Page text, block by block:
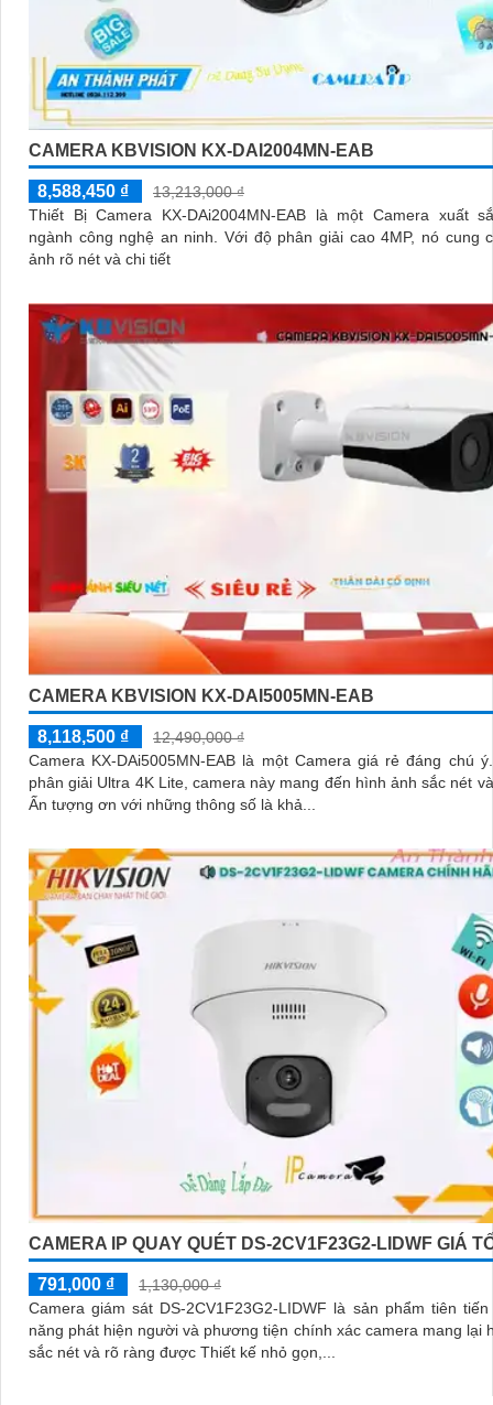
CAMERA KBVISION KX-DAI2004MN-EAB
8,588,450 ₫
13,213,000 ₫
Thiết Bị Camera KX-DAi2004MN-EAB là một Camera xuất
ngành công nghệ an ninh. Với độ phân giải cao 4MP, nó cung cấp hình
ảnh rõ nét và chi tiết
CAMERA KBVISION KX-DAI5005MN-EAB
8,118,500 ₫
12,490,000 ₫
Camera KX-DAi5005MN-EAB là một Camera giá rẻ đáng chú ý. Với
phân giải Ultra 4K Lite, camera này mang đến hình ảnh sắc nét
Ấn tượng ơn với những thông số là khả...
CAMERA IP QUAY QUÉT DS-2CV1F23G2-LIDWF GIÁ
791,000 ₫
1,130,000 ₫
Camera giám sát DS-2CV1F23G2-LIDWF là sản phẩm tiên
năng phát hiện người và phương tiện chính xác camera mang lại
sắc nét và rõ ràng được Thiết kế nhỏ gọn,...